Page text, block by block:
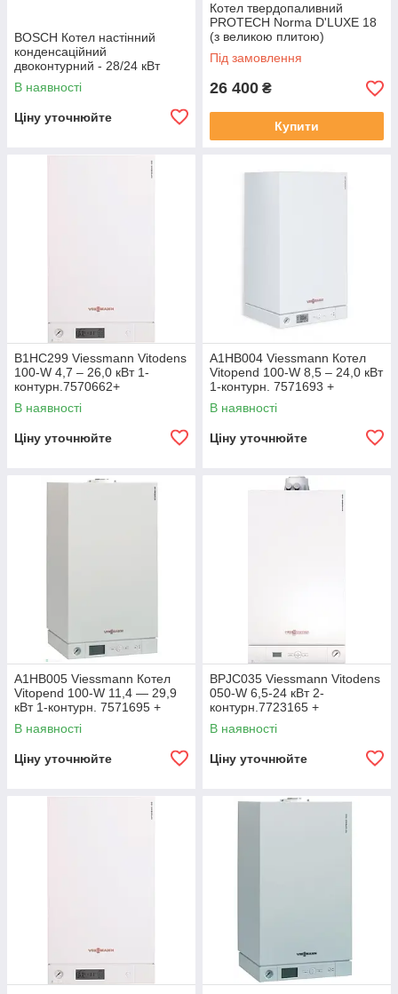
BOSCH Котел настінний
конденсаційний
двоконтурний - 28/24 кВт
/Condens 2500 W WBC 28-1
DC
В наявності
Ціну уточнюйте
Котел твердопаливний
PROTECH Norma D'LUXE 18
(з великою плитою)
Під замовлення
26 400 ₴
Купити
B1HC299 Viessmann Vitodens
100-W 4,7 – 26,0 кВт 1-
контурн.7570662+
7373233+7373226+7748367
В наявності
Ціну уточнюйте
A1HB004 Viessmann Котел
Vitopend 100-W 8,5 – 24,0 кВт
1-контурн. 7571693 +
71.MT7.00.02
В наявності
Ціну уточнюйте
A1HB005 Viessmann Котел
Vitopend 100-W 11,4 — 29,9
кВт 1-контурн. 7571695 +
71.MT7.00.02
В наявності
Ціну уточнюйте
BPJC035 Viessmann Vitodens
050-W 6,5-24 кВт 2-
контурн.7723165 +
7373232+7373226
В наявності
Ціну уточнюйте